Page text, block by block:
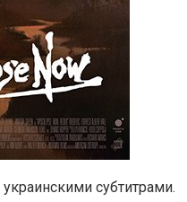
субтитрами.